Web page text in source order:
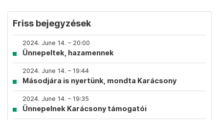
Friss bejegyzések
2024. June 14. – 20:00
Ünnepeltek, hazamennek
2024. June 14. – 19:44
Másodjára is nyertünk, mondta Karácsony
2024. June 14. – 19:35
Ünnepelnek Karácsony támogatói